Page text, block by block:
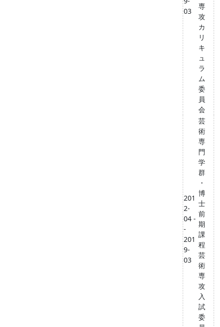
03
専
攻
カ
リ
キ
ュ
ラ
ム
委
員
会
201
2-
04 -
-
201
9-
03
芸
術
専
門
学
群
・
博
士
前
期
課
程
芸
術
専
攻
入
試
委